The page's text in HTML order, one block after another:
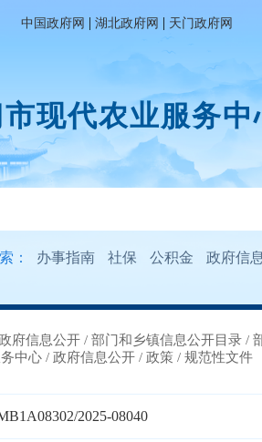
中国政府网 | 湖北政府网 | 天门政府网
现代农业服务中
： 办事指南 社保 公积金 政府信
府信息公开 / 部门和乡镇信息公开目录 /
中心 / 政府信息公开 / 政策 / 规范性文件
2025-08040